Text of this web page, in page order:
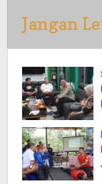
Jangan